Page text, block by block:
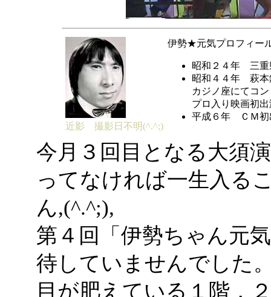
近影 撮影日不明(^.^;)
伊勢★元気プロフィー
昭和２４年 三重
昭和４４年 萩
カジノ座にてコ
プロ入り映画初
平成６年 ＣＭ初
今月３回目となる大須
ってなければ一生入る
ん,(^.^;),
第４回「伊勢ちゃん元
待していませんでした
目が肥えている１階，